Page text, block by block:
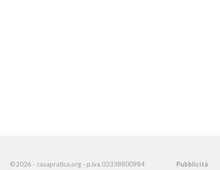
©2026 - casapratica.org - p.iva 03338800984 Pubblicità